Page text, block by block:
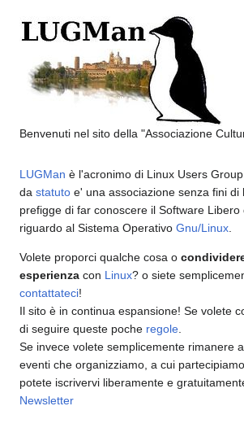
Benvenuti nel sito della "Associazione
LUGMan è l'acronimo di Linux Users
da statuto e' una associazione senza fini di
prefigge di far conoscere il Software
riguardo al Sistema Operativo Gnu/Linux
Volete proporci qualche cosa o
esperienza con Linux? o siete
contattateci!
Il sito è in continua espansione! Se volete
di seguire queste poche regole
Se invece volete semplicemente rimanere
eventi che organizziamo, a cui
potete iscrivervi liberamente e
Newsletter